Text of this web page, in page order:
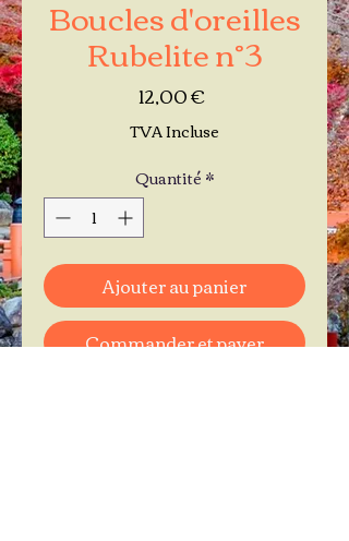
Boucles d'oreilles
Rubelite n°3
12,00 €Prix
TVA Incluse
Quantité*
Ajouter au panier
Commander et payer